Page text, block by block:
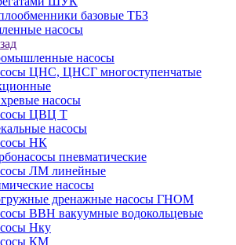
базовые ТБЗ
насосы
насосы
ЦНС, ЦНСГ многоступенчатые
насосы
ЦВЦ Т
насосы
НК
пневматические
ЛМ линейные
насосы
дренажные насосы ГНОМ
ВВН вакуумные водокольцевые
Нку
КМ